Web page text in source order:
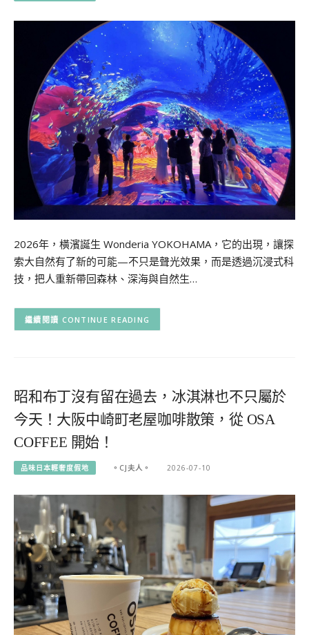
2026年，橫濱誕生 Wonderia YOKOHAMA，它的出現，讓探
索大自然有了新的可能—不只是聲光效果，而是透過沉浸式科
技，把人重新帶回森林、深海與自然生…
CONTINUE READING
昭和布丁沒有留在過去，冰淇淋也不只屬於
今天！大阪中崎町老屋咖啡散策，從 OSA
COFFEE 開始！
品味日本輕奢度假地 。CJ夫人。 2026-07-10